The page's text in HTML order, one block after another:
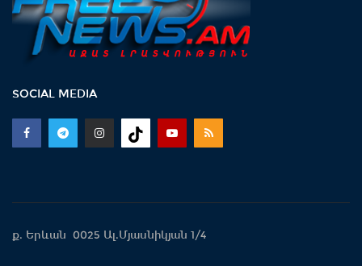
SOCIAL MEDIA
ք. Երևան 0025 Ալ.Մյասնիկյան 1/4